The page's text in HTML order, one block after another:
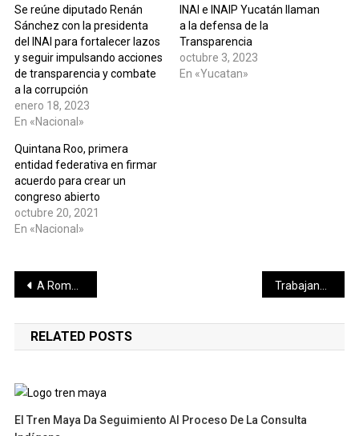
Se reúne diputado Renán
Sánchez con la presidenta
del INAI para fortalecer lazos
y seguir impulsando acciones
de transparencia y combate
a la corrupción
enero 18, 2023
En «Nacional»
INAI e INAIP Yucatán llaman
a la defensa de la
Transparencia
octubre 3, 2023
En «Yucatan»
Quintana Roo, primera
entidad federativa en firmar
acuerdo para crear un
congreso abierto
octubre 20, 2021
En «Nacional»
Navegación
de
entradas
A Rommel Pacheco le gana la ambición, anuncia que se va a Morena
RELATED POSTS
El Tren Maya Da Seguimiento Al Proceso De La Consulta